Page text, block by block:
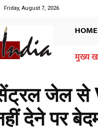
Friday, August 7, 2026
HOME
मुख्य
जेल से
देने पर